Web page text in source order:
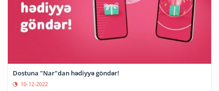
Dostuna "Nar"dan hədiyyə göndər!
10-12-2022